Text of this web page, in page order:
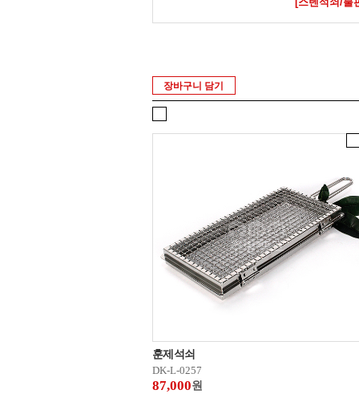
장바구니 담기
훈제석쇠
DK-L-0257
87,000원